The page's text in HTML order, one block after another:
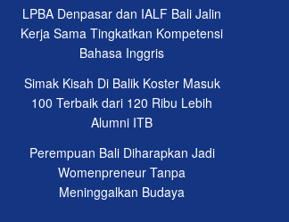
LPBA Denpasar dan IALF Bali Jalin
Kerja Sama Tingkatkan Kompetensi
Bahasa Inggris
Simak Kisah Di Balik Koster Masuk
100 Terbaik dari 120 Ribu Lebih
Alumni ITB
Perempuan Bali Diharapkan Jadi
Womenpreneur Tanpa
Meninggalkan Budaya